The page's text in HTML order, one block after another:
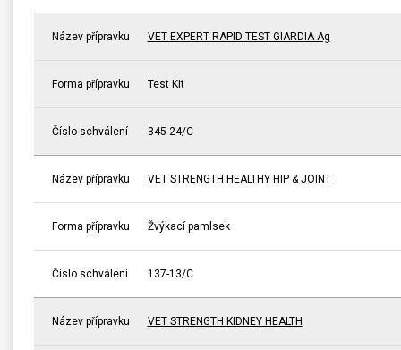
Název přípravku VET EXPERT RAPID TEST GIARDIA Ag
Forma přípravku Test Kit
Číslo schválení 345-24/C
Název přípravku VET STRENGTH HEALTHY HIP & JOINT
Forma přípravku Žvýkací pamlsek
Číslo schválení 137-13/C
Název přípravku VET STRENGTH KIDNEY HEALTH